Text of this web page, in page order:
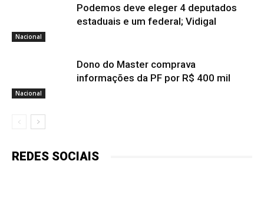
Nacional
Podemos deve eleger 4 deputados
estaduais e um federal; Vidigal
Nacional
Dono do Master comprava
informações da PF por R$ 400 mil
REDES SOCIAIS